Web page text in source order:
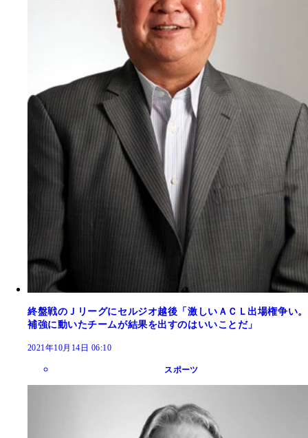
終盤戦のＪリーグにセルジオ越後「激しいＡＣＬ出場権争い。
補強に動いたチームが結果を出すのはいいことだ」
2021年10月14日 06:10
スポーツ